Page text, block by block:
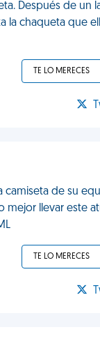
Después de
la chaqueta que
TE LO MERECES
de su
mejor llevar este
TE LO MERECES